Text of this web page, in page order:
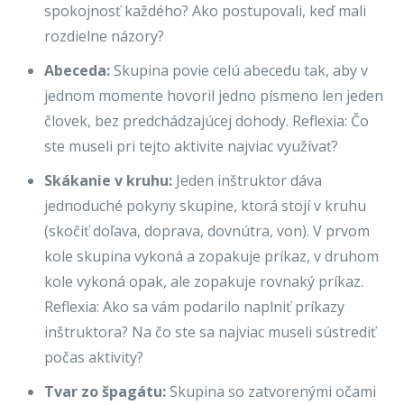
spokojnosť každého? Ako postupovali, keď mali
rozdielne názory?
Abeceda:Skupina povie celú abecedu tak, aby v
jednom momente hovoril jedno písmeno len jeden
človek, bez predchádzajúcej dohody. Reflexia: Čo
ste museli pri tejto aktivite najviac využívať?
Skákanie v kruhu: Jeden inštruktor dáva
jednoduché pokyny skupine, ktorá stojí v kruhu
(skočiť doľava, doprava, dovnútra, von). V prvom
kole skupina vykoná a zopakuje príkaz, v druhom
kole vykoná opak, ale zopakuje rovnaký príkaz.
Reflexia: Ako sa vám podarilo naplniť príkazy
inštruktora? Na čo ste sa najviac museli sústrediť
počas aktivity?
Tvar zo špagátu:Skupina so zatvorenými očami